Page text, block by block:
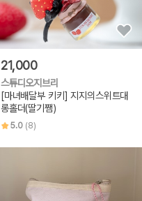
21,000
스튜디오지브리
[마녀배달부 키키] 지지의스위트대
롱홀더(딸기쨈)
5.0 (8)